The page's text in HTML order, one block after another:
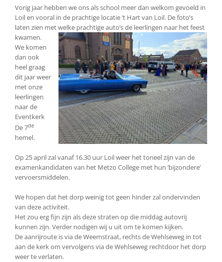
Vorig jaar hebben we ons als school meer dan welkom gevoeld in
Loil en vooral in de prachtige locatie ‘t Hart van Loil. De foto’s
laten zien met welke prachtige auto’s de leerlingen naar het feest
kwamen.
We komen
dan ook
heel graag
dit jaar weer
met onze
leerlingen
naar de
Eventkerk
De 7de
hemel.
Op 25 april zal vanaf 16.30 uur Loil weer het toneel zijn van de
examenkandidaten van het Metzo College met hun ‘bijzondere’
vervoersmiddelen.
We hopen dat het dorp weinig tot geen hinder zal ondervinden
van deze activiteit.
Het zou erg fijn zijn als deze straten op die middag autovrij
kunnen zijn. Verder nodigen wij u uit om te komen kijken.
De aanrijroute is via de Weemstraat, rechts de Wehlseweg in tot
aan de kerk om vervolgens via de Wehlseweg rechtdoor het dorp
weer te verlaten.